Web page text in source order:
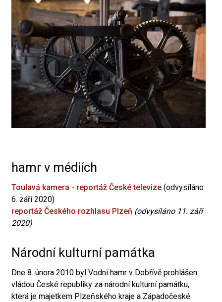
hamr v médiích
Toulavá kamera - reportáž České televize (odvysíláno
6. září 2020)
reportáž Českého rozhlasu Plzeň (odvysíláno 11. září
2020)
Národní kulturní památka
Dne 8. února 2010 byl Vodní hamr v Dobřívě prohlášen
vládou České republiky za národní kulturní památku,
která je majetkem Plzeňského kraje a Západočeské